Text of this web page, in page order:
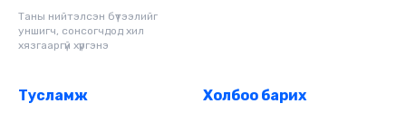
Таны нийтэлсэн бүтээлийг
уншигч, сонсогчдод хил
хязгааргүй хүргэнэ
Тусламж
Холбоо барих